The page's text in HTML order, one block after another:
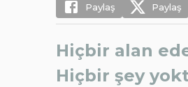
Paylaş Paylaş
Hiçbir alan
Hiçbir şey